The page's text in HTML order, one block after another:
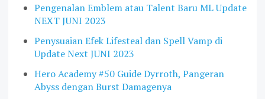
Pengenalan Emblem atau Talent Baru ML Update
NEXT JUNI 2023
Penysuaian Efek Lifesteal dan Spell Vamp di
Update Next JUNI 2023
Hero Academy #50 Guide Dyrroth, Pangeran
Abyss dengan Burst Damagenya